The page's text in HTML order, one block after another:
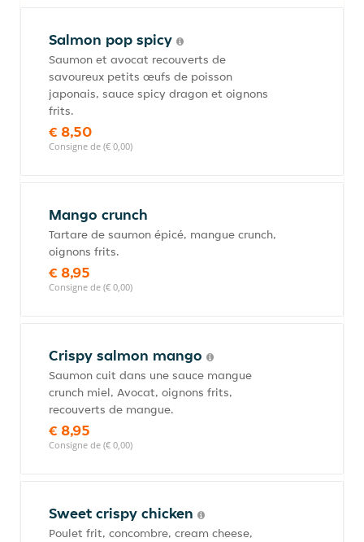
Salmon pop spicy
Saumon et avocat recouverts de
savoureux petits œufs de poisson
japonais, sauce spicy dragon et oignons
frits.
€ 8,50
Consigne de (€ 0,00)
Mango crunch
Tartare de saumon épicé, mangue crunch,
oignons frits.
€ 8,95
Consigne de (€ 0,00)
Crispy salmon mango
Saumon cuit dans une sauce mangue
crunch miel, Avocat, oignons frits,
recouverts de mangue.
€ 8,95
Consigne de (€ 0,00)
Sweet crispy chicken
Poulet frit, concombre, cream cheese,